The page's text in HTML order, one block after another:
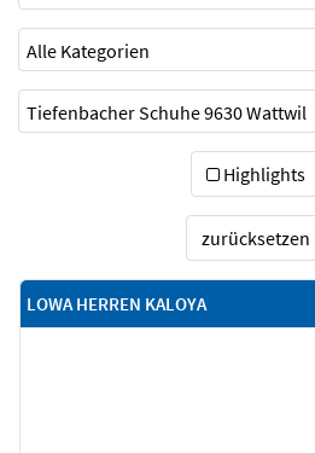
Highlights
zurücksetzen
LOWA HERREN KALOYA